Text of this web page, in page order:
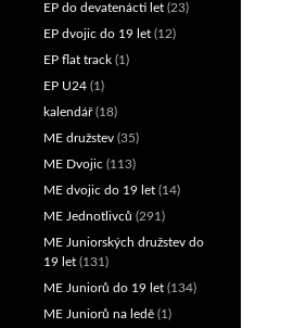
EP do devatenácti let (23)
EP dvojic do 19 let (12)
EP flat track (1)
EP U24 (1)
kalendář(18)
ME družstev (35)
ME Dvojic (113)
ME dvojic do 19 let (14)
ME Jednotlivců (291)
ME Juniorských družstev do
19 let (131)
ME Juniorů do 19 let (134)
ME Juniorů na ledě (1)